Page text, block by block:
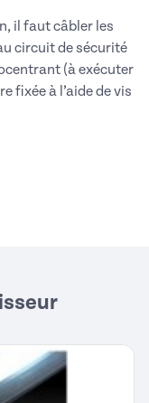
il faut câbler les
circuit de sécurité
(à exécuter
fixée à l’aide de vis
fenêtre)fenêtre)
(nouvelle fenêtre)